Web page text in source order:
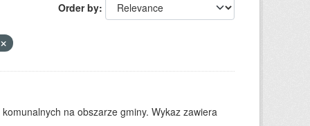
Order by
na obszarze gminy. Wykaz zawiera